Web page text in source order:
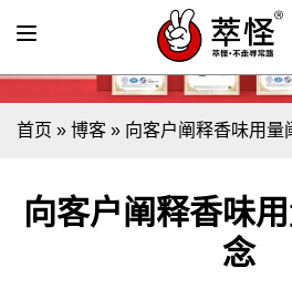
首页 » 博客 » 向客户阐释香味用量
向客户阐释香味
念